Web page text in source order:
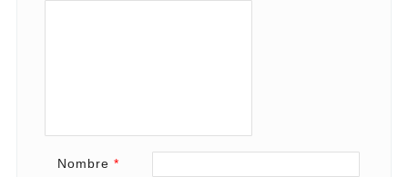
Nombre *